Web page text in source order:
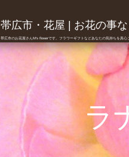
帯広市・花屋 | お花の事
帯広市のお花屋さんM's flowerです。フラワーギフトなどあなたの気持ちを真心
ラ